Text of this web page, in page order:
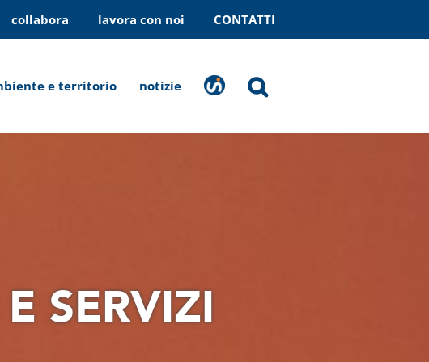
collabora lavora con noi CONTATTI
e territorio notizie
SERVIZI